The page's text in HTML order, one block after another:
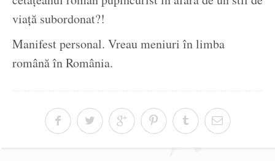
viață subordonat?!
Manifest personal. Vreau meniuri în limba
română în România.